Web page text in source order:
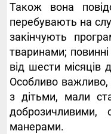
Також вона
перебувають на
закінчують
тваринами; повинні
від шести місяців
Особливо
з дітьми, мали
манерами.